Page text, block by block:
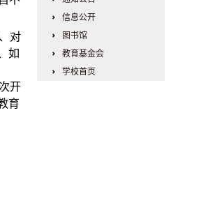
对
如
开
育
信息公开
图书馆
教育基金会
学校首页